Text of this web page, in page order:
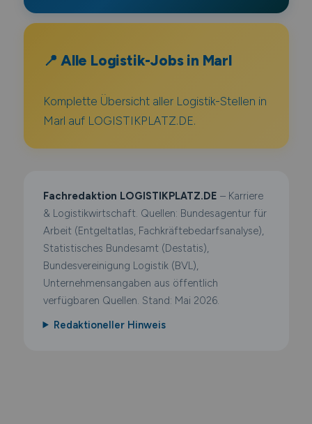
📍 Alle Logistik-Jobs in Marl
Komplette Übersicht aller Logistik-Stellen in
Marl auf LOGISTIKPLATZ.DE.
Fachredaktion LOGISTIKPLATZ.DE – Karriere
& Logistikwirtschaft. Quellen: Bundesagentur für
Arbeit (Entgeltatlas, Fachkräftebedarfsanalyse),
Statistisches Bundesamt (Destatis),
Bundesvereinigung Logistik (BVL),
Unternehmensangaben aus öffentlich
verfügbaren Quellen. Stand: Mai 2026.
Redaktioneller Hinweis